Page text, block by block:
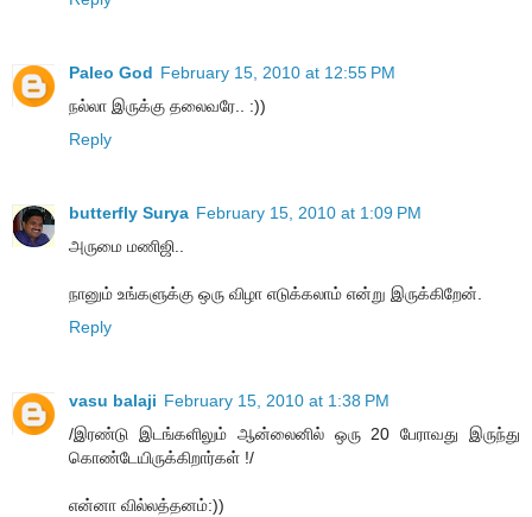
Paleo God February 15, 2010 at 12:55 PM
நல்லா இருக்கு தலைவரே.. :))
Reply
butterfly Surya February 15, 2010 at 1:09 PM
அருமை மணிஜி..
நானும் உங்களுக்கு ஒரு விழா எடுக்கலாம் என்று இருக்கிறேன்.
Reply
vasu balaji February 15, 2010 at 1:38 PM
/இரண்டு இடங்களிலும் ஆன்லைனில் ஒரு 20 பேராவது இருந்து
கொண்டேயிருக்கிறார்கள் !/
என்னா வில்லத்தனம்:))